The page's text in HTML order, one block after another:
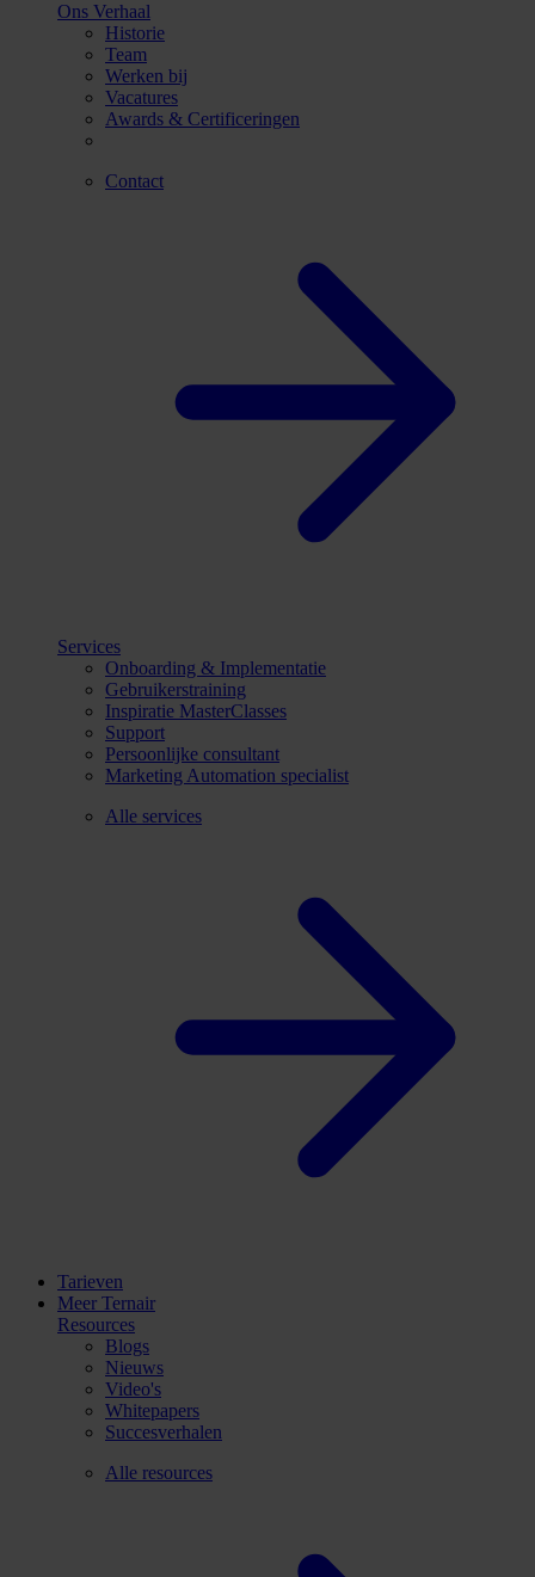
Ons Verhaal
Historie
Team
Werken bij
Vacatures
Awards & Certificeringen
Contact
Services
Onboarding & Implementatie
Gebruikerstraining
Inspiratie MasterClasses
Support
Persoonlijke consultant
Marketing Automation specialist
Alle services
Tarieven
Meer Ternair
Resources
Blogs
Nieuws
Video's
Whitepapers
Succesverhalen
Alle resources